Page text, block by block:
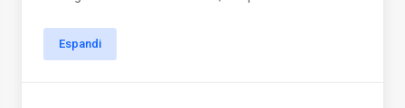
Espandi